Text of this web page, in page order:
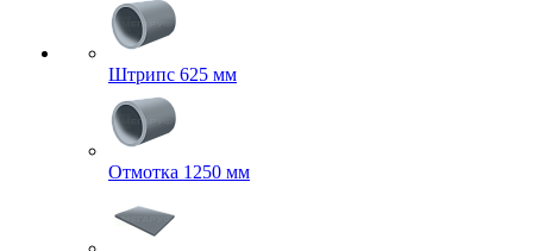
Штрипс 625 мм
Отмотка 1250 мм